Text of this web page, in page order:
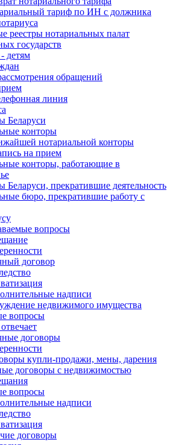
тариф по ИН с должника
реестры нотариальных палат
государств
детям
обращений
линия
Беларуси
конторы
нотариальной конторы
на прием
конторы, работающие в
Беларуси, прекратившие деятельность
бюро, прекратившие работу с
вопросы
договор
надписи
недвижимого имущества
вопросы
договоры
купли-продажи, мены, дарения
договоры с недвижимостью
вопросы
надписи
договоры